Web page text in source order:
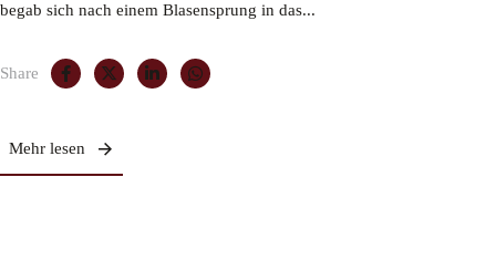
begab sich nach einem Blasensprung in das...
Share
Mehr lesen